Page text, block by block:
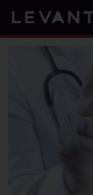
Skip
to
content